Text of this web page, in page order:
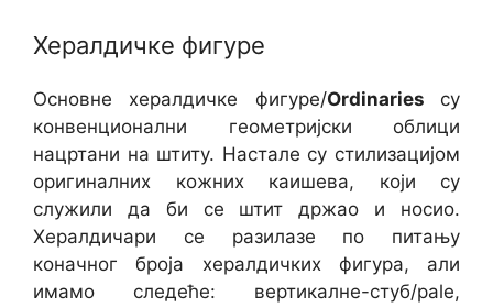
Хералдичке фигуре
Основне хералдичке фигуре/Ordinaries су
конвенционални геометријски облици
нацртани на штиту. Настале су стилизацијом
оригиналних кожних каишева, који су
служили да би се штит држао и носио.
Хералдичари се разилазе по питању
коначног броја хералдичких фигура, али
имамо следеће: вертикалне-стуб/pale,